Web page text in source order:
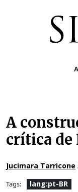
A
crítica de
Jucimara Tarricone
Tags: lang:pt-BR